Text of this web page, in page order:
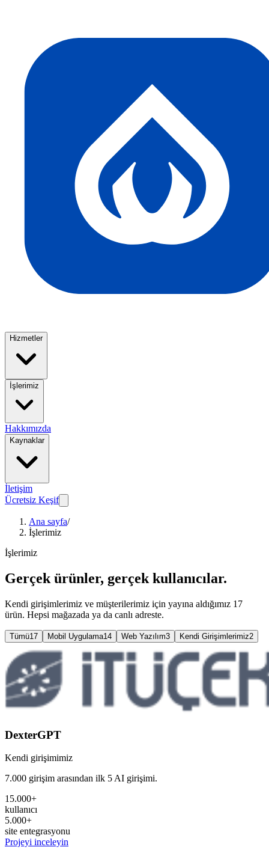
Hizmetler
İşlerimiz
Hakkımızda
Kaynaklar
İletişim
Ücretsiz Keşif
Ana sayfa/
İşlerimiz
İşlerimiz
Gerçek ürünler, gerçek kullanıcılar.
Kendi girişimlerimiz ve müşterilerimiz için yayına aldığımız 17
ürün. Hepsi mağazada ya da canlı adreste.
Tümü17 Mobil Uygulama14 Web Yazılım3 Kendi Girişimlerimiz2
DexterGPT
Kendi girişimimiz
7.000 girişim arasından ilk 5 AI girişimi.
15.000+
kullanıcı
5.000+
site entegrasyonu
Projeyi inceleyin